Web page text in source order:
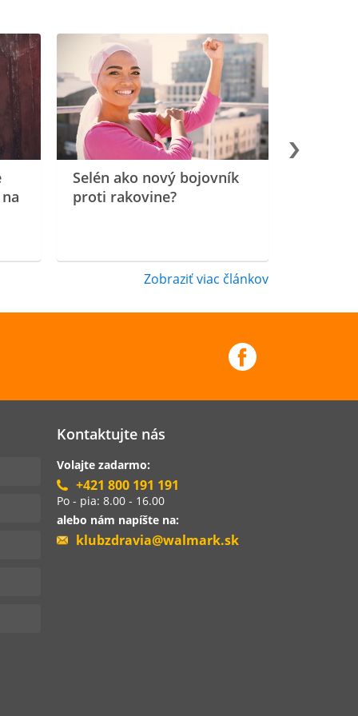
Selén ako nový bojovník
proti rakovine?
Zobraziť viac článkov
Kontaktujte nás
Volajte zadarmo:
+421 800 191 191
Po - pia: 8.00 - 16.00
alebo nám napíšte na:
klubzdravia@walmark.sk